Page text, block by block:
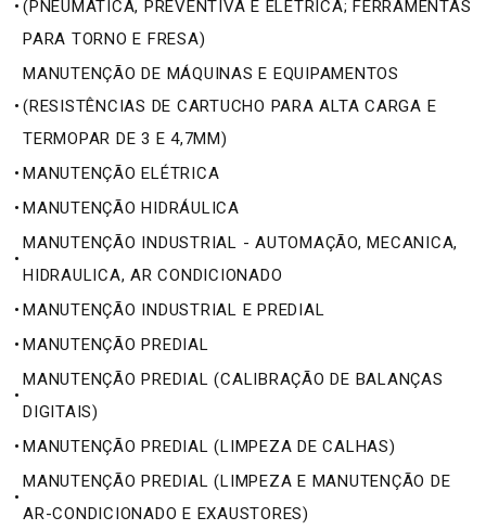
• (PNEUMÁTICA, PREVENTIVA E ELÉTRICA; FERRAMENTAS
PARA TORNO E FRESA)
•
MANUTENÇÃO DE MÁQUINAS E EQUIPAMENTOS
(RESISTÊNCIAS DE CARTUCHO PARA ALTA CARGA E
TERMOPAR DE 3 E 4,7MM)
• MANUTENÇÃO ELÉTRICA
• MANUTENÇÃO HIDRÁULICA
•
MANUTENÇÃO INDUSTRIAL - AUTOMAÇÃO, MECANICA,
HIDRAULICA, AR CONDICIONADO
• MANUTENÇÃO INDUSTRIAL E PREDIAL
• MANUTENÇÃO PREDIAL
•
MANUTENÇÃO PREDIAL (CALIBRAÇÃO DE BALANÇAS
DIGITAIS)
• MANUTENÇÃO PREDIAL (LIMPEZA DE CALHAS)
•
MANUTENÇÃO PREDIAL (LIMPEZA E MANUTENÇÃO DE
AR-CONDICIONADO E EXAUSTORES)